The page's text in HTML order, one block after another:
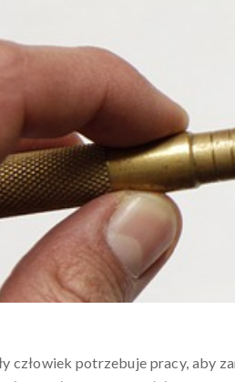
człowiek potrzebuje pracy, aby